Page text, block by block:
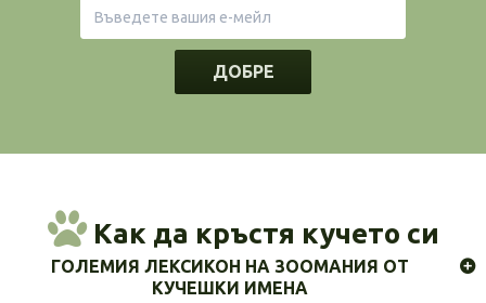
ДОБРЕ
Как да кръстя кучето си
ГОЛЕМИЯ ЛЕКСИКОН НА ЗООМАНИЯ ОТ
КУЧЕШКИ ИМЕНА